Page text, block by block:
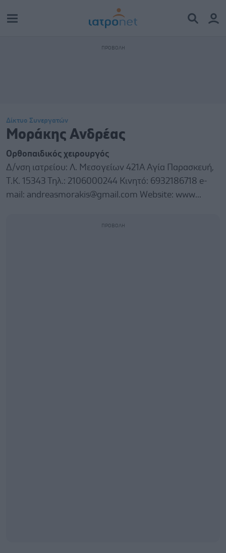
Δίκτυο Συνεργατών
Μοράκης Ανδρέας
Ορθοπαιδικός χειρουργός
Δ/νση ιατρείου: Λ. Μεσογείων 421Α Αγία Παρασκευή,
Τ.Κ. 15343 Τηλ.: 2106000244 Κινητό: 6932186718 e-
mail: andreasmorakis@gmail.com Website: www...